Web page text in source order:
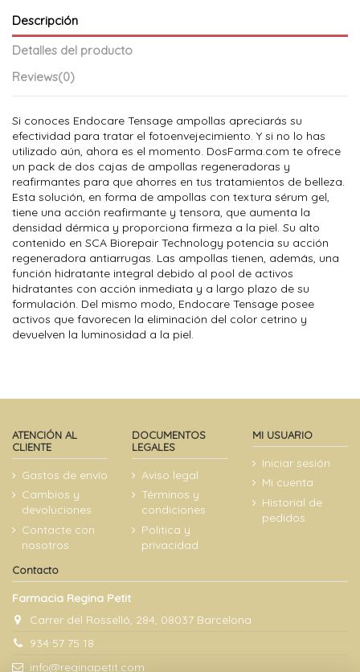
Descripción
Detalles del producto
Reviews(0)
Si conoces Endocare Tensage ampollas apreciarás su
efectividad para tratar el fotoenvejecimiento. Y si no lo has
utilizado aún, ahora es el momento. DosFarma.com te ofrece
un pack de dos cajas de ampollas regeneradoras y
reafirmantes para que ahorres en tus tratamientos de belleza.
Esta solución, en forma de ampollas con textura sérum gel,
tiene una acción reafirmante y tensora, que aumenta la
densidad dérmica y proporciona firmeza a la piel. Su alto
contenido en SCA Biorepair Technology potencia su acción
regeneradora antiarrugas. Las ampollas tienen, además, una
función hidratante integral debido al pool de activos
hidratantes con acción inmediata y a largo plazo de su
formulación. Del mismo modo, Endocare Tensage posee
activos que favorecen la eliminación del color cetrino y
devuelven la luminosidad a la piel.
ATENCIÓN AL
CLIENTE
Gastos de envío
Cambios y
devoluciones
Contacte con
nosotros
DOCUMENTOS
LEGALES
Aviso legal
Términos y
condiciones
Politica y
privacidad
MI USUARIO
Iniciar sesión
Mi cuenta
Historial de
pedidos
Contacto
Farmacia Regina Petit
Carrer del Rosselló, 284, 08037 Barcelona
934 57 75 18
info@reginapetit.com